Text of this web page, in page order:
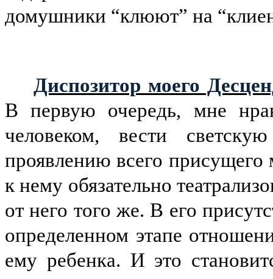
домушники “клюют” на
Диспозитор моего
В первую очередь, мне
человеком, вести
проявлению всего присущего
к нему обязательно
от него того же. В его
определенном этапе
ему ребенка. И это